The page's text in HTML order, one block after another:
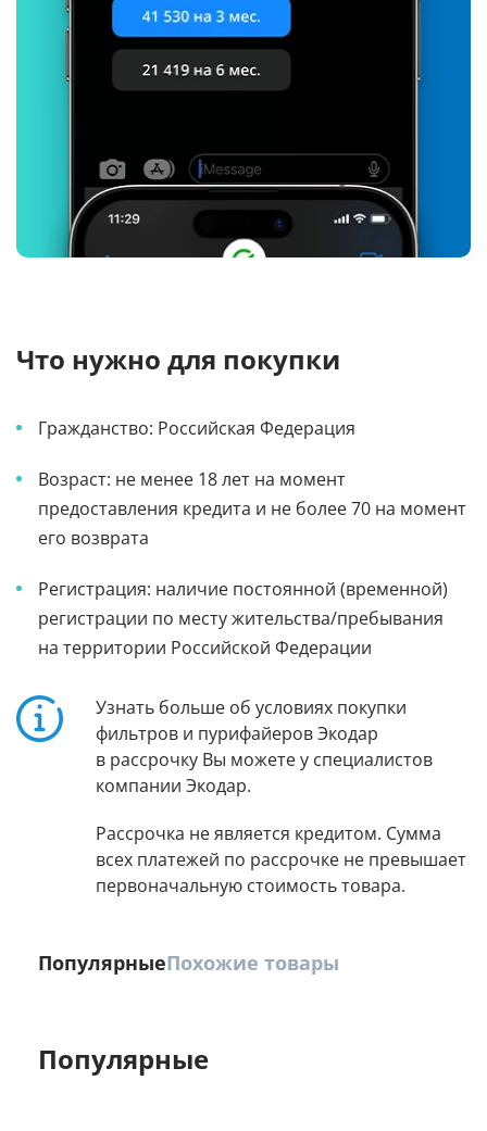
Что нужно для покупки
Гражданство: Российская Федерация
Возраст: не менее 18 лет на момент
предоставления кредита и не более 70 на момент
его возврата
Регистрация: наличие постоянной (временной)
регистрации по месту жительства/пребывания
на территории Российской Федерации
Узнать больше об условиях покупки
фильтров и пурифайеров Экодар
в рассрочку Вы можете у специалистов
компании Экодар.
Рассрочка не является кредитом. Сумма
всех платежей по рассрочке не превышает
первоначальную стоимость товара.
ПопулярныеПохожие товары
Популярные